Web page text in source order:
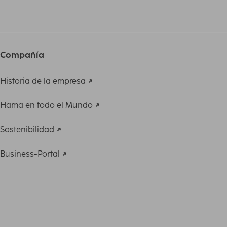
Compañía
Historia de la empresa
Hama en todo el Mundo
Sostenibilidad
Business-Portal